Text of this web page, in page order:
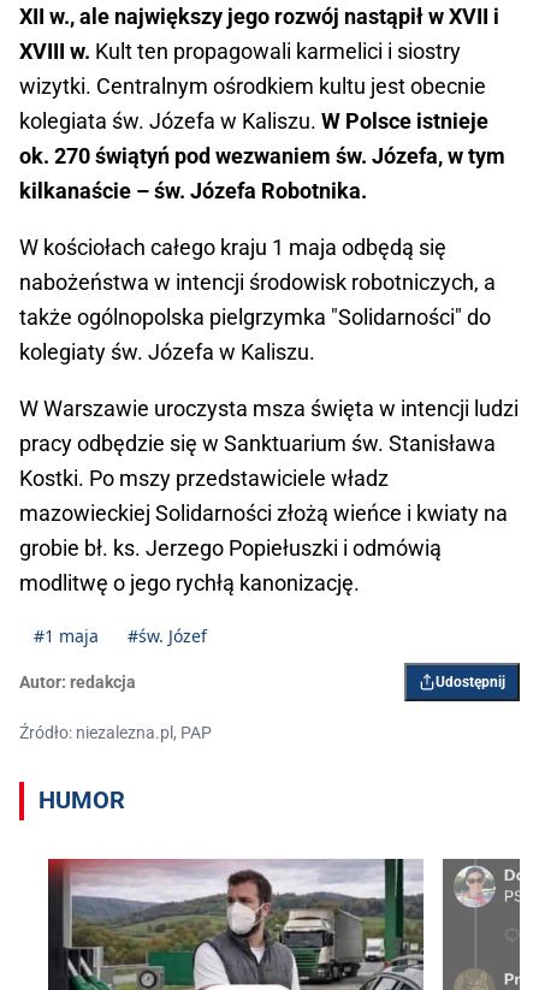
XII w., ale największy jego rozwój nastąpił w XVII i
XVIII w. Kult ten propagowali karmelici i siostry
wizytki. Centralnym ośrodkiem kultu jest obecnie
kolegiata św. Józefa w Kaliszu. W Polsce istnieje
ok. 270 świątyń pod wezwaniem św. Józefa, w tym
kilkanaście – św. Józefa Robotnika.
W kościołach całego kraju 1 maja odbędą się
nabożeństwa w intencji środowisk robotniczych, a
także ogólnopolska pielgrzymka "Solidarności" do
kolegiaty św. Józefa w Kaliszu.
W Warszawie uroczysta msza święta w intencji ludzi
pracy odbędzie się w Sanktuarium św. Stanisława
Kostki. Po mszy przedstawiciele władz
mazowieckiej Solidarności złożą wieńce i kwiaty na
grobie bł. ks. Jerzego Popiełuszki i odmówią
modlitwę o jego rychłą kanonizację.
#1 maja #św. Józef
Autor: redakcja Udostępnij
Źródło: niezalezna.pl, PAP
HUMOR